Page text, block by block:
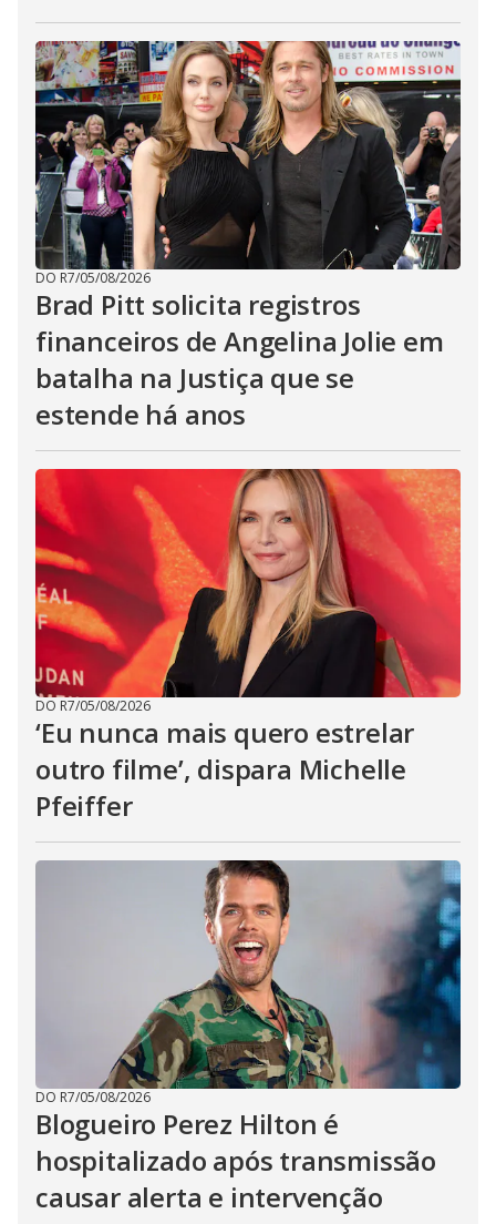
DO R7/05/08/2026
Brad Pitt solicita registros
financeiros de Angelina Jolie em
batalha na Justiça que se
estende há anos
DO R7/05/08/2026
‘Eu nunca mais quero estrelar
outro filme’, dispara Michelle
Pfeiffer
DO R7/05/08/2026
Blogueiro Perez Hilton é
hospitalizado após transmissão
causar alerta e intervenção